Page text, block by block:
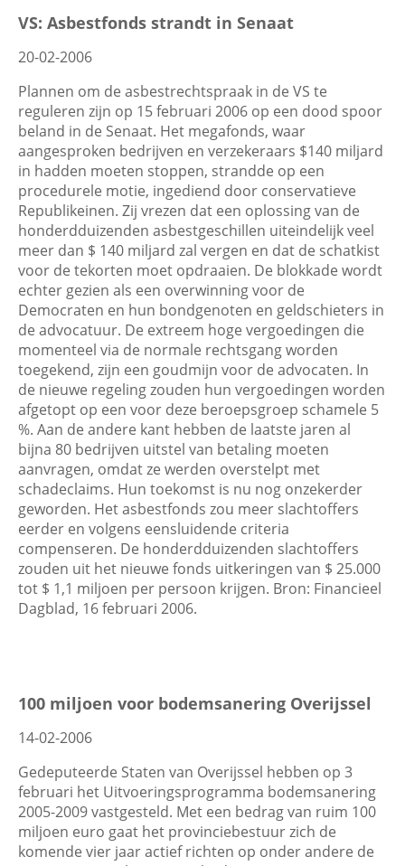
VS: Asbestfonds strandt in Senaat
20-02-2006
Plannen om de asbestrechtspraak in de VS te
reguleren zijn op 15 februari 2006 op een dood spoor
beland in de Senaat. Het megafonds, waar
aangesproken bedrijven en verzekeraars $140 miljard
in hadden moeten stoppen, strandde op een
procedurele motie, ingediend door conservatieve
Republikeinen. Zij vrezen dat een oplossing van de
honderdduizenden asbestgeschillen uiteindelijk veel
meer dan $ 140 miljard zal vergen en dat de schatkist
voor de tekorten moet opdraaien. De blokkade wordt
echter gezien als een overwinning voor de
Democraten en hun bondgenoten en geldschieters in
de advocatuur. De extreem hoge vergoedingen die
momenteel via de normale rechtsgang worden
toegekend, zijn een goudmijn voor de advocaten. In
de nieuwe regeling zouden hun vergoedingen worden
afgetopt op een voor deze beroepsgroep schamele 5
%. Aan de andere kant hebben de laatste jaren al
bijna 80 bedrijven uitstel van betaling moeten
aanvragen, omdat ze werden overstelpt met
schadeclaims. Hun toekomst is nu nog onzekerder
geworden. Het asbestfonds zou meer slachtoffers
eerder en volgens eensluidende criteria
compenseren. De honderdduizenden slachtoffers
zouden uit het nieuwe fonds uitkeringen van $ 25.000
tot $ 1,1 miljoen per persoon krijgen. Bron: Financieel
Dagblad, 16 februari 2006.
100 miljoen voor bodemsanering Overijssel
14-02-2006
Gedeputeerde Staten van Overijssel hebben op 3
februari het Uitvoeringsprogramma bodemsanering
2005-2009 vastgesteld. Met een bedrag van ruim 100
miljoen euro gaat het provinciebestuur zich de
komende vier jaar actief richten op onder andere de